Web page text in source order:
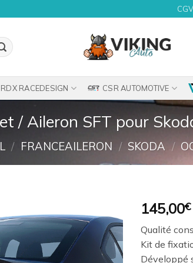
CGV
RDX RACEDESIGN CSR AUTOMOTIVE
/ Aileron SFT pour
/ FRANCEAILERON / SKODA /
Ajouter
à la
wishlist
145,00€
Qualité
Kit de
Développé